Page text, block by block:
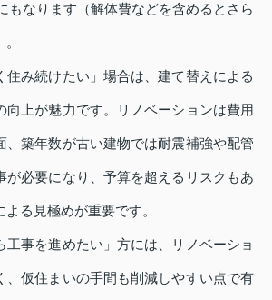
もなります（解体費などを含めるとさら
住み続けたい」場合は、建て替えによる
向上が魅力です。リノベーションは費用
、築年数が古い建物では耐震補強や配管
が必要になり、予算を超えるリスクもあ
る見極めが重要です。
工事を進めたい」方には、リノベーショ
、仮住まいの手間も削減しやすい点で有